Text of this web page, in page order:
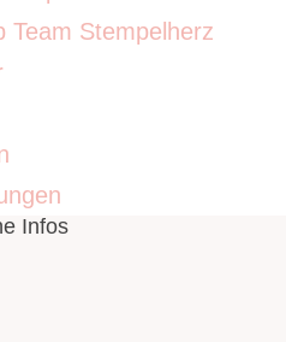
Team Stempelherz
Infos